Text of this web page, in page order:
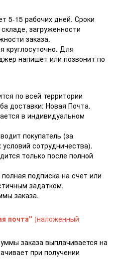
5-15 рабочих дней. Сроки
загруженности
заказа.
круглосуточно. Для
напишет или позвонит по
по всей территории
доставки: Новая Почта.
в индивидуальном
покупатель (за
сотрудничества).
только после полной
подписка на счет или
задатком.
заказа.
почта" (наложенный
заказа выплачивается на
при получении